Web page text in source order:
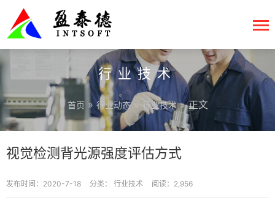
行业技术
首页 »行业动态» 行业技术» 正文
视觉检测背光源强度评估方式
发布时间：2020-7-18 分类： 行业技术 阅读：2,956